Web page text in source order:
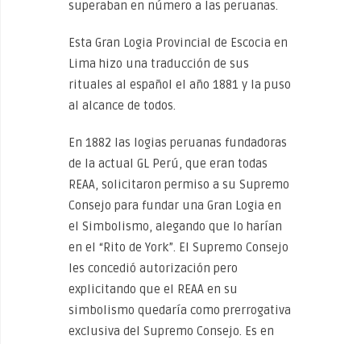
superaban en número a las peruanas.
Esta Gran Logia Provincial de Escocia en
Lima hizo una traducción de sus
rituales al español el año 1881 y la puso
al alcance de todos.
En 1882 las logias peruanas fundadoras
de la actual GL Perú, que eran todas
REAA, solicitaron permiso a su Supremo
Consejo para fundar una Gran Logia en
el Simbolismo, alegando que lo harían
en el “Rito de York”. El Supremo Consejo
les concedió autorización pero
explicitando que el REAA en su
simbolismo quedaría como prerrogativa
exclusiva del Supremo Consejo. Es en